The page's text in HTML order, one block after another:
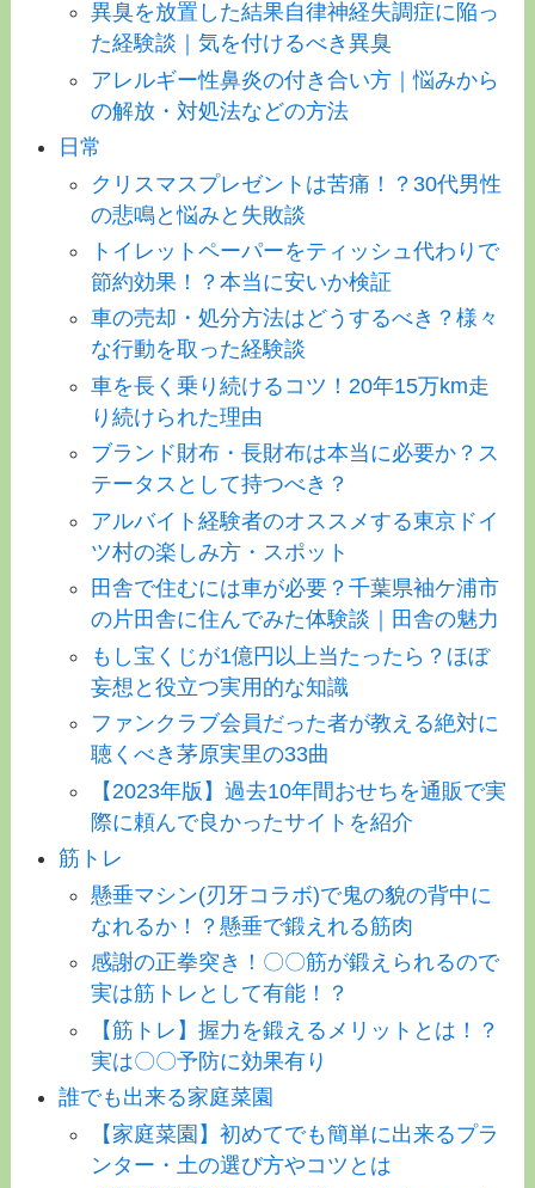
異臭を放置した結果自律神経失調症に陥っ
た経験談｜気を付けるべき異臭
アレルギー性鼻炎の付き合い方｜悩みから
の解放・対処法などの方法
日常
クリスマスプレゼントは苦痛！？30代男性
の悲鳴と悩みと失敗談
トイレットペーパーをティッシュ代わりで
節約効果！？本当に安いか検証
車の売却・処分方法はどうするべき？様々
な行動を取った経験談
車を長く乗り続けるコツ！20年15万km走
り続けられた理由
ブランド財布・長財布は本当に必要か？ス
テータスとして持つべき？
アルバイト経験者のオススメする東京ドイ
ツ村の楽しみ方・スポット
田舎で住むには車が必要？千葉県袖ケ浦市
の片田舎に住んでみた体験談｜田舎の魅力
もし宝くじが1億円以上当たったら？ほぼ
妄想と役立つ実用的な知識
ファンクラブ会員だった者が教える絶対に
聴くべき茅原実里の33曲
【2023年版】過去10年間おせちを通販で実
際に頼んで良かったサイトを紹介
筋トレ
懸垂マシン(刃牙コラボ)で鬼の貌の背中に
なれるか！？懸垂で鍛えれる筋肉
感謝の正拳突き！〇〇筋が鍛えられるので
実は筋トレとして有能！？
【筋トレ】握力を鍛えるメリットとは！？
実は〇〇予防に効果有り
誰でも出来る家庭菜園
【家庭菜園】初めてでも簡単に出来るプラ
ンター・土の選び方やコツとは